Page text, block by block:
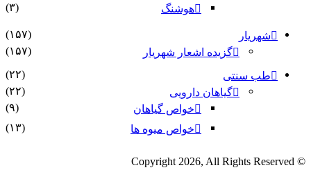
هوشنگ
(۳)
شهریار
(۱۵۷)
گزیده اشعار شهریار
(۱۵۷)
طب سنتی
(۲۲)
گیاهان دارویی
(۲۲)
خواص گیاهان
(۹)
خواص میوه ها
(۱۳)
© Copyright 2026, All Rights Reserved